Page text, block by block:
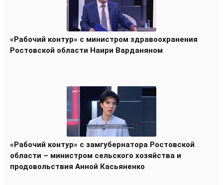
«Рабочий контур» с министром здравоохранения
Ростовской области Наири Варданяном
«Рабочий контур» с замгубернатора Ростовской
области – министром сельского хозяйства и
продовольствия Анной Касьяненко